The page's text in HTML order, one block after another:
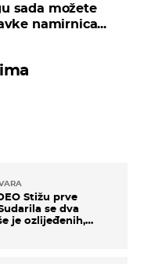
sada možete
namirnica...
Stižu prve
se dva
je ozlijeđenih,